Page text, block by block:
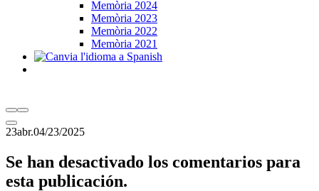
Memòria 2024
Memòria 2023
Memòria 2022
Memòria 2021
23abr.04/23/2025
Se han desactivado los comentarios para
esta publicación.